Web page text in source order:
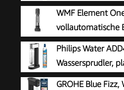
600 ml) und 1
Schwarz, Höhe 42,6 cm
WMF Element
vollautomatische
Sprudelmaschine
platzsparendes Design,
Sprudelgerät für
Knopfdruck, Farbe Lava
Philips Water
Wassersprudler,
Schwarz
GROHE Blue